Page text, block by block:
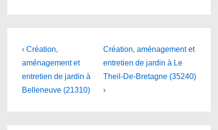
Navigation
de
l’article
Previous
Post
is
‹ Création,
aménagement et
entretien de jardin à
Belleneuve (21310)
Next
Post
is
Création, aménagement et
entretien de jardin à Le
Theil-De-Bretagne (35240)
›